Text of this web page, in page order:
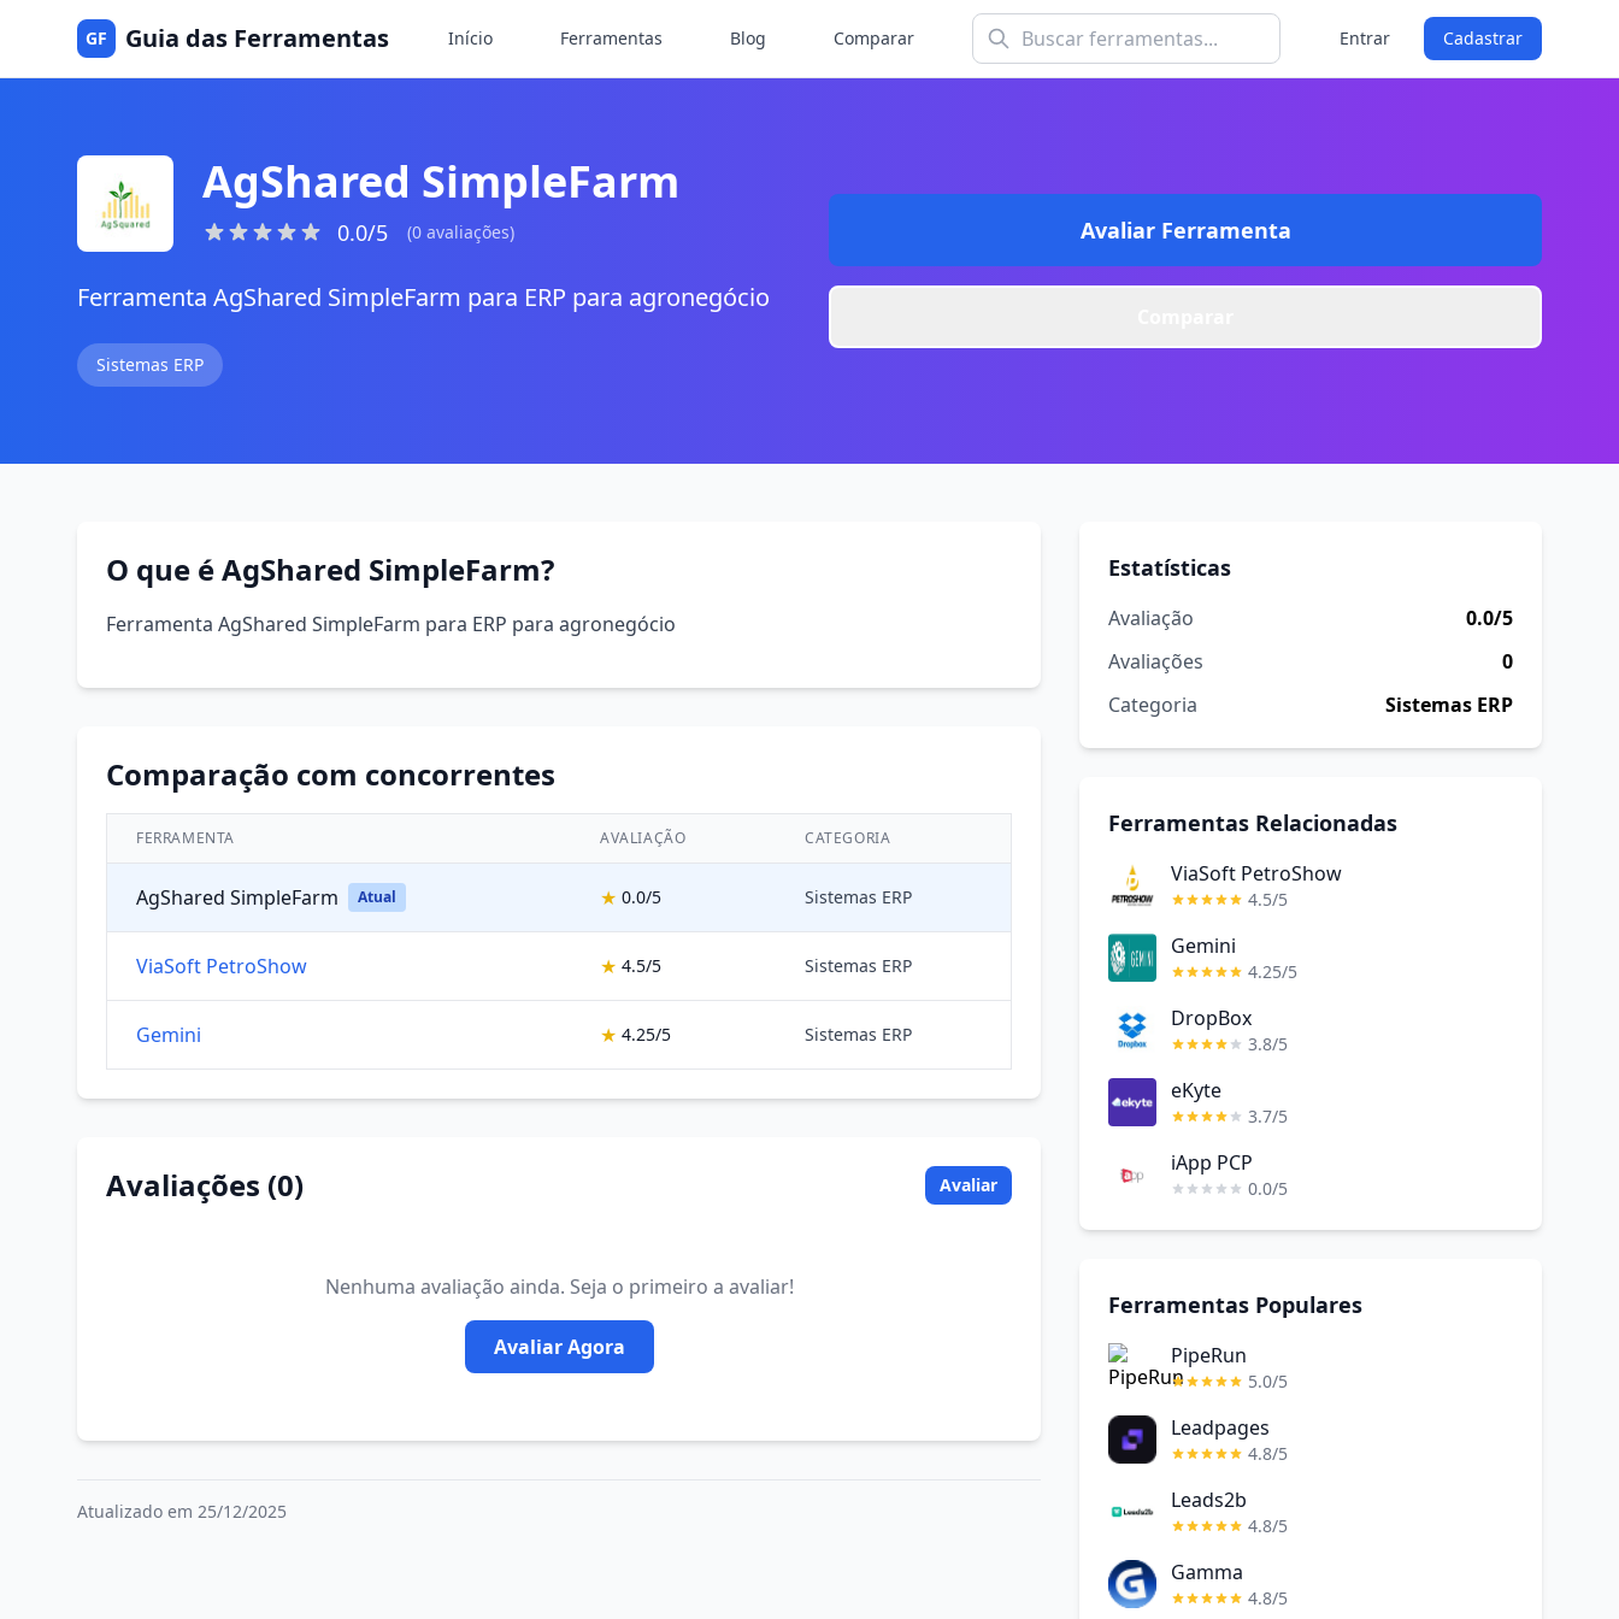
GF Guia das Ferramentas Início Ferramentas Blog Comparar Entrar Cadastrar
AgShared SimpleFarm
0.0/5 (0 avaliações)
Ferramenta AgShared SimpleFarm para ERP para agronegócio
Sistemas ERP
Avaliar Ferramenta
O que é AgShared SimpleFarm?
Ferramenta AgShared SimpleFarm para ERP para agronegócio
Comparação com concorrentes
FERRAMENTA AVALIAÇÃO CATEGORIA
AgShared SimpleFarm Atual ★ 0.0/5 Sistemas ERP
ViaSoft PetroShow ★ 4.5/5 Sistemas ERP
Gemini ★ 4.25/5 Sistemas ERP
Avaliações (0) Avaliar
Nenhuma avaliação ainda. Seja o primeiro a avaliar!
Avaliar Agora
Atualizado em 25/12/2025
Estatísticas
Avaliação
0.0/5
Avaliações
0
Categoria
Sistemas ERP
Ferramentas Relacionadas
ViaSoft PetroShow
4.5/5
Gemini
4.25/5
DropBox
3.8/5
eKyte
3.7/5
iApp PCP
0.0/5
Ferramentas Populares
PipeRun
5.0/5
Leadpages
4.8/5
Leads2b
4.8/5
Gamma
4.8/5